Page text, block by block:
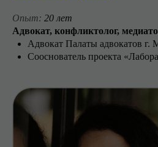
Опыт: 20 лет
Адвокат, конфликтолог,
Адвокат Палаты адвокатов г.
Сооснователь проекта